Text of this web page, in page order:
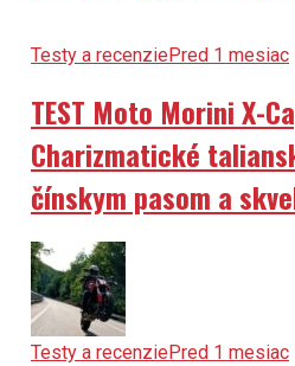
Testy a recenziePred 1 mesiac
TEST Moto Morini X-
Charizmatické
čínskym pasom a
Testy a recenziePred 1 mesiac